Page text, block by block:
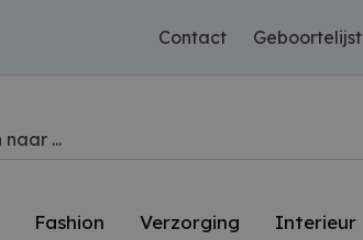
Contact Geboortelijst
Fashion Verzorging Interieur